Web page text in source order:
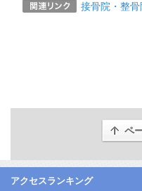
接骨院・整骨
ペ
アクセスランキング